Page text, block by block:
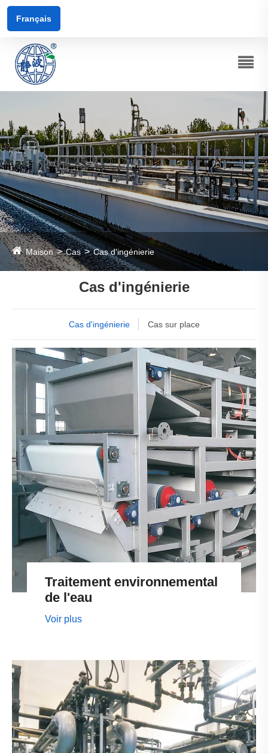
Français
Maison Cas Cas d'ingénierie
Cas d'ingénierie
Cas d'ingénierie Cas sur place
Traitement environnemental
de l'eau
Voir plus